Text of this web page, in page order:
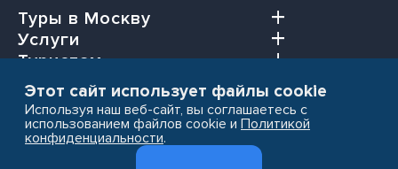
Туры в Москву
Услуги
Туристам
Агентствам
Этот сайт использует файлы cookie
Используя наш веб-сайт, вы соглашаетесь с
использованием файлов cookie и Политикой
конфиденциальности.